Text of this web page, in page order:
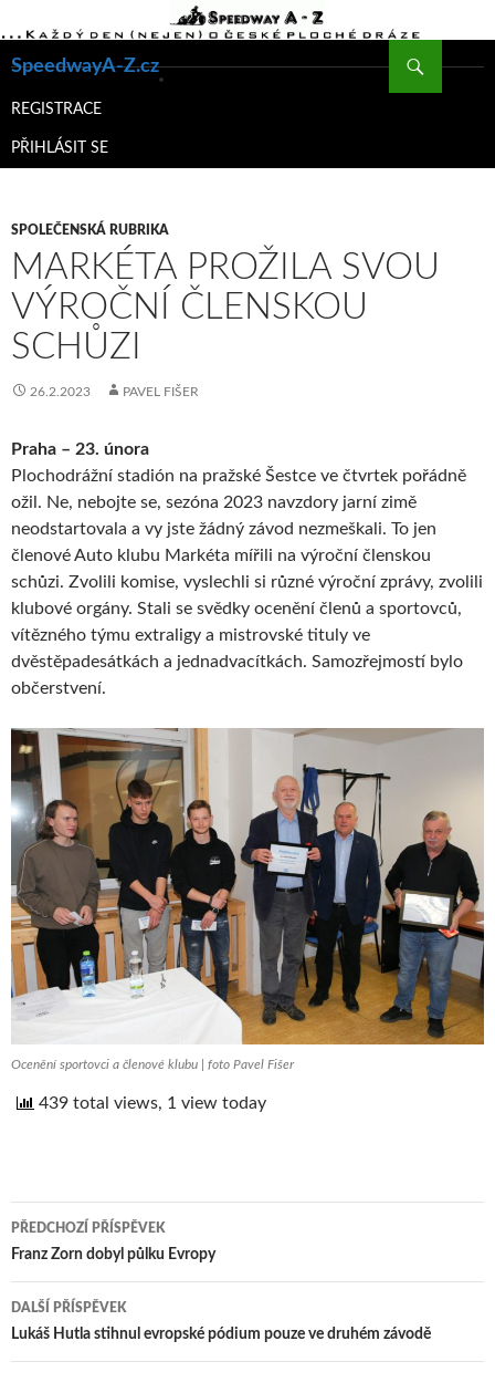
SpeedwayA-Z.cz
K
WEBU
REGISTRACE
PŘIHLÁSIT SE
SPOLEČENSKÁ RUBRIKA
MARKÉTA PROŽILA SVOU
VÝROČNÍ ČLENSKOU
SCHŮZI
26.2.2023 PAVEL FIŠER
Praha – 23. února
Plochodrážní stadión na pražské Šestce ve čtvrtek pořádně
ožil. Ne, nebojte se, sezóna 2023 navzdory jarní zimě
neodstartovala a vy jste žádný závod nezmeškali. To jen
členové Auto klubu Markéta mířili na výroční členskou
schůzi. Zvolili komise, vyslechli si různé výroční zprávy, zvolili
klubové orgány. Stali se svědky ocenění členů a sportovců,
vítězného týmu extraligy a mistrovské tituly ve
dvěstěpadesátkách a jednadvacítkách. Samozřejmostí bylo
občerstvení.
Ocenění sportovci a členové klubu | foto Pavel Fišer
439 total views, 1 view today
Navigace
pro
příspěvek
PŘEDCHOZÍ PŘÍSPĚVEK
Franz Zorn dobyl půlku Evropy
DALŠÍ PŘÍSPĚVEK
Lukáš Hutla stihnul evropské pódium pouze ve druhém závodě